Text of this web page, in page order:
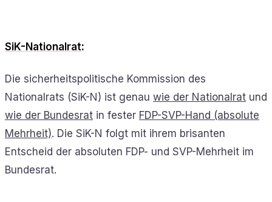
SiK-Nationalrat:
Die sicherheitspolitische Kommission des
Nationalrats (SiK-N) ist genau wie der Nationalrat und
wie der Bundesrat in fester FDP-SVP-Hand (absolute
Mehrheit). Die SiK-N folgt mit ihrem brisanten
Entscheid der absoluten FDP- und SVP-Mehrheit im
Bundesrat.